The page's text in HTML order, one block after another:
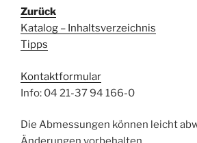
Zurück
Katalog – Inhaltsverzeichnis
Tipps
Kontaktformular
Info: 04 21-37 94 166-0
Die Abmessungen können leicht